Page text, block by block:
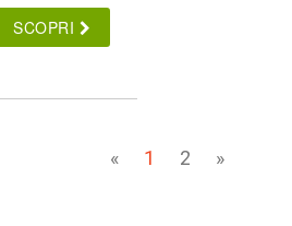
SCOPRI
« 1 2 »